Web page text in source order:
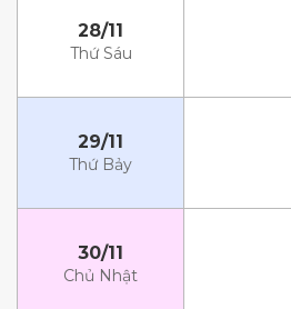
28/11
Thứ Sáu
29/11
Thứ Bảy
30/11
Chủ Nhật